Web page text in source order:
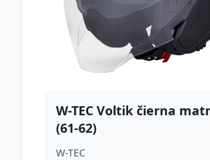
W-TEC Voltik čierna
(61-62)
W-TEC